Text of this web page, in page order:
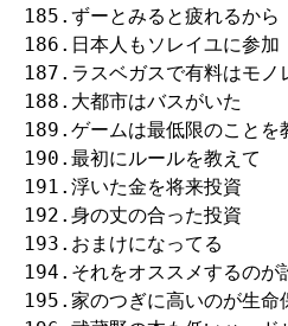
185.ずーとみると疲れるから
186.日本人もソレイユに参加
187.ラスベガスで有料はモノ
188.大都市はバスがいた
189.ゲームは最低限のことを
190.最初にルールを教えて
191.浮いた金を将来投資
192.身の丈の合った投資
193.おまけになってる
194.それをオススメするのが
195.家のつぎに高いのが生命